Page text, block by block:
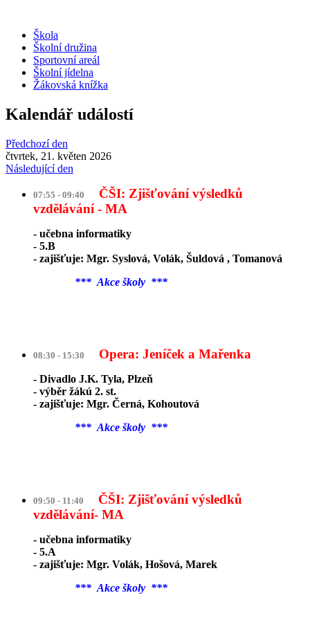
Škola
Školní družina
Sportovní areál
Školní jídelna
Žákovská knížka
Kalendář událostí
Předchozí den
čtvrtek, 21. květen 2026
Následující den
07:55 - 09:40
ČŠI: Zjišťování výsledků
vzdělávání - MA
- učebna informatiky
- 5.B
- zajišťuje: Mgr. Syslová, Volák, Šuldová , Tomanová
*** Akce školy ***
08:30 - 15:30 Opera: Jeníček a Mařenka
- Divadlo J.K. Tyla, Plzeň
- výběr žákú 2. st.
- zajišťuje: Mgr. Černá, Kohoutová
*** Akce školy ***
09:50 - 11:40
ČŠI: Zjišťování výsledků
vzdělávání- MA
- učebna informatiky
- 5.A
- zajišťuje: Mgr. Volák, Hošová, Marek
*** Akce školy ***